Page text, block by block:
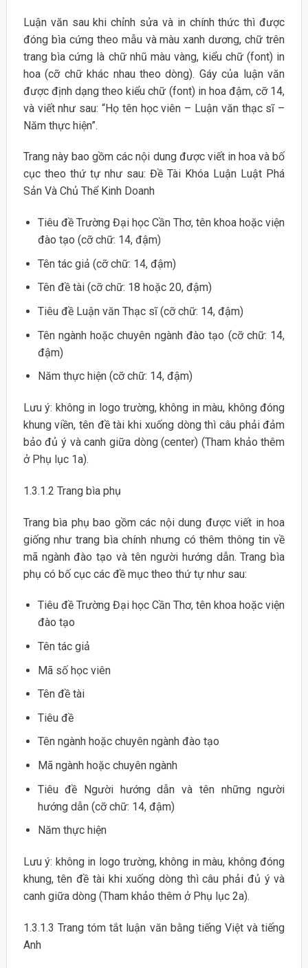
Luận văn sau khi chỉnh sửa và in chính thức thì được
đóng bìa cứng theo mẫu và màu xanh dương, chữ trên
trang bìa cứng là chữ nhũ màu vàng, kiểu chữ (font) in
hoa (cỡ chữ khác nhau theo dòng). Gáy của luận văn
được định dạng theo kiểu chữ (font) in hoa đậm, cỡ 14,
và viết như sau: “Họ tên học viên – Luận văn thạc sĩ –
Năm thực hiện”.
Trang này bao gồm các nội dung được viết in hoa và bố
cục theo thứ tự như sau: Đề Tài Khóa Luận Luật Phá
Sản Và Chủ Thể Kinh Doanh
Tiêu đề Trường Đại học Cần Thơ, tên khoa hoặc viện
đào tạo (cỡ chữ: 14, đậm)
Tên tác giả (cỡ chữ: 14, đậm)
Tên đề tài (cỡ chữ: 18 hoặc 20, đậm)
Tiêu đề Luận văn Thạc sĩ (cỡ chữ: 14, đậm)
Tên ngành hoặc chuyên ngành đào tạo (cỡ chữ: 14,
đậm)
Năm thực hiện (cỡ chữ: 14, đậm)
Lưu ý: không in logo trường, không in màu, không đóng
khung viền, tên đề tài khi xuống dòng thì câu phải đảm
bảo đủ ý và canh giữa dòng (center) (Tham khảo thêm
ở Phụ lục 1a).
1.3.1.2 Trang bìa phụ
Trang bìa phụ bao gồm các nội dung được viết in hoa
giống như trang bìa chính nhưng có thêm thông tin về
mã ngành đào tạo và tên người hướng dẫn. Trang bìa
phụ có bố cục các đề mục theo thứ tự như sau:
Tiêu đề Trường Đại học Cần Thơ, tên khoa hoặc viện
đào tạo
Tên tác giả
Mã số học viên
Tên đề tài
Tiêu đề
Tên ngành hoặc chuyên ngành đào tạo
Mã ngành hoặc chuyên ngành
Tiêu đề Người hướng dẫn và tên những người
hướng dẫn (cỡ chữ: 14, đậm)
Năm thực hiện
Lưu ý: không in logo trường, không in màu, không đóng
khung, tên đề tài khi xuống dòng thì câu phải đủ ý và
canh giữa dòng (Tham khảo thêm ở Phụ lục 2a).
1.3.1.3 Trang tóm tắt luận văn bằng tiếng Việt và tiếng
Anh